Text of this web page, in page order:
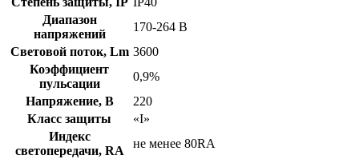
Диапазон
напряжений
170-264 В
Световой поток, Lm 3600
Коэффициент
пульсации
0,9%
Напряжение, В
220
Класс защиты
«I»
Индекс
светопередачи, RA
не менее 80RA